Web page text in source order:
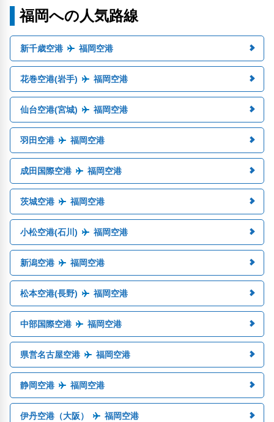
福岡への人気路線
新千歳空港 福岡空港
花巻空港(岩手) 福岡空港
仙台空港(宮城) 福岡空港
羽田空港 福岡空港
成田国際空港 福岡空港
茨城空港 福岡空港
小松空港(石川) 福岡空港
新潟空港 福岡空港
松本空港(長野) 福岡空港
中部国際空港 福岡空港
県営名古屋空港 福岡空港
静岡空港 福岡空港
伊丹空港（大阪） 福岡空港